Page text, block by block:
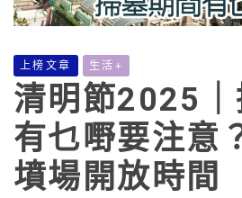
上榜文章 生活+
清明節2025｜
有乜嘢要注意
墳場開放時間